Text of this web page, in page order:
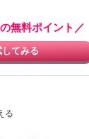
無料ポイント／
てみる
る